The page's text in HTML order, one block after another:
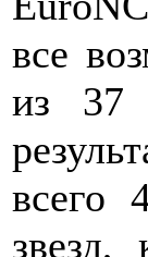
все
из 37
всего
звезд,